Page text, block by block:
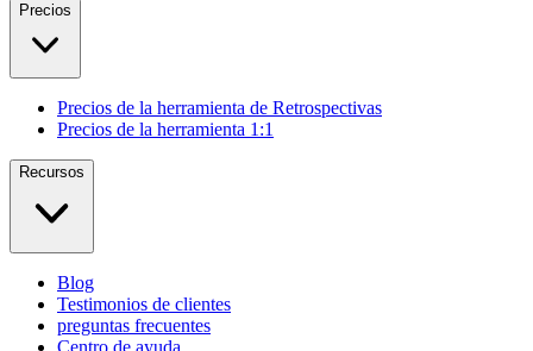
Precios
Precios de la herramienta de Retrospectivas
Precios de la herramienta 1:1
Recursos
Blog
Testimonios de clientes
preguntas frecuentes
Centro de ayuda